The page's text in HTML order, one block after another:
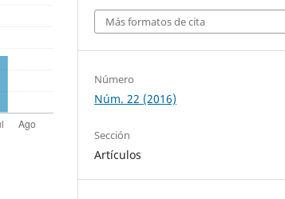
Más formatos de cita
Número
Núm. 22 (2016)
Sección
Artículos